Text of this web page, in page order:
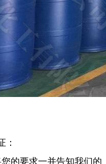
：
的要求一并告知我们的